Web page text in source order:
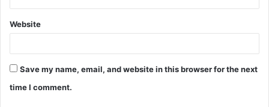
Website
Save my name, email, and website in this browser for the next
time I comment.